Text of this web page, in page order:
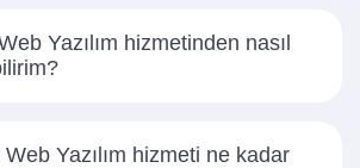
Yazılım hizmetinden nasıl
Yazılım hizmeti ne kadar